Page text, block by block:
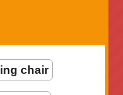
ライン
ing chair